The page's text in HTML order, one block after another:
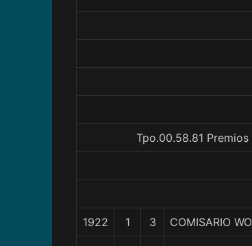
Tpo.00.58.81
1922 1 3 COMISARIO